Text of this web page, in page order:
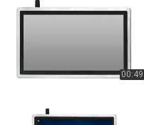
00:49